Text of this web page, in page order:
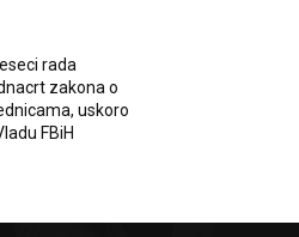
rada
zakona o
uskoro
FBiH